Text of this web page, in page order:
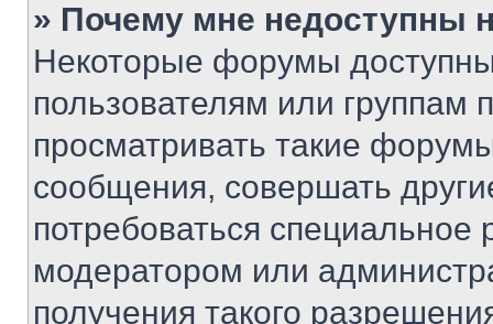
» Почему мне недоступны
Некоторые форумы
пользователям или группам
просматривать такие
сообщения, совершать
потребоваться
модератором или
получения такого